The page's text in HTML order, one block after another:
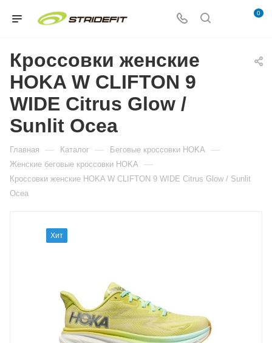
0
Кроссовки женские
HOKA W CLIFTON 9
WIDE Citrus Glow /
Sunlit Ocea
Главная — Каталог — Беговые кроссовки HOKA —
Женские беговые кроссовки HOKA —
Кроссовки женские HOKA W CLIFTON 9 WIDE Citrus Glow / Sunlit
Ocea
Хит